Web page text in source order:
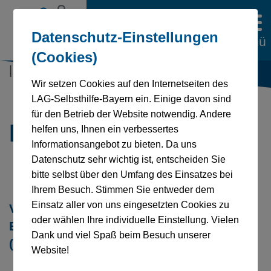
Datenschutz-Einstellungen
(Cookies)
Wir setzen Cookies auf den Internetseiten des
LAG-Selbsthilfe-Bayern ein. Einige davon sind
für den Betrieb der Website notwendig. Andere
helfen uns, Ihnen ein verbessertes
Informationsangebot zu bieten. Da uns
Datenschutz sehr wichtig ist, entscheiden Sie
bitte selbst über den Umfang des Einsatzes bei
Ihrem Besuch. Stimmen Sie entweder dem
Einsatz aller von uns eingesetzten Cookies zu
oder wählen Ihre individuelle Einstellung. Vielen
Dank und viel Spaß beim Besuch unserer
Website!
Menü
BIBay – Videos
Video 1 I Was ist die
Bedarfsermittlung mit dem BIBay?
(Mit Audiodeskription)